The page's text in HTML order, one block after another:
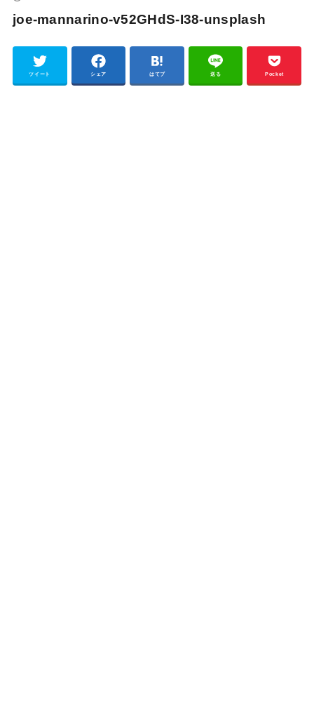
joe-mannarino-v52GHdS-I38-unsplash
ツイート シェア はてブ 送る Pocket